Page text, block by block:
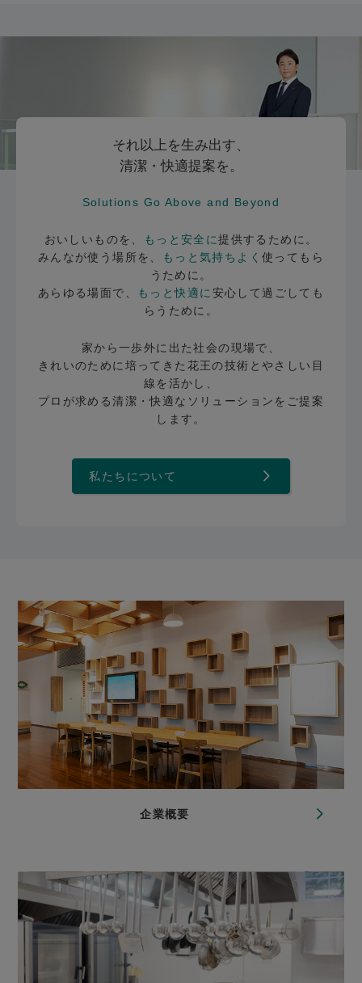
それ以上を生み出す、
清潔・快適提案を。
Solutions Go Above and Beyond
おいしいものを、 もっと安全に提供するために。
みんなが使う場所を、
もっと気持ちよく使ってもら
うために。
あらゆる場面で、
もっと快適に安心して過ごしても
らうために。
家から一歩外に出た社会の現場で、
きれいのために培ってきた花王の技術とやさしい目
線を活かし、
プロが求める清潔・快適なソリューションをご提案
します。
私たちについて
企業概要